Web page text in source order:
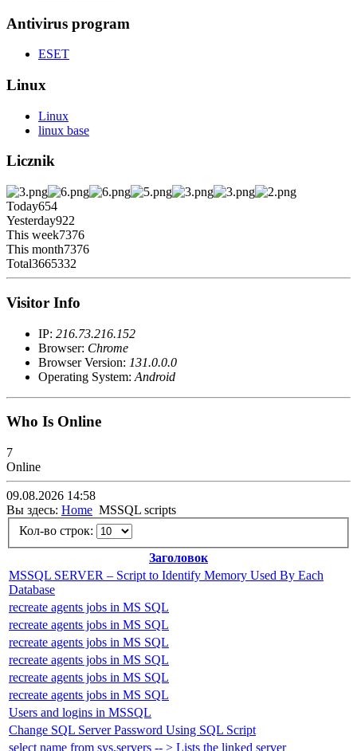
Antivirus program
ESET
Linux
Linux
linux base
Licznik
Today654
Yesterday922
This week7376
This month7376
Total3665332
Visitor Info
IP: 216.73.216.152
Browser: Chrome
Browser Version: 131.0.0.0
Operating System: Android
Who Is Online
7
Online
09.08.2026 14:58
Вы здесь: Home MSSQL scripts
Кол-во строк:
Заголовок
MSSQL SERVER – Script to Identify Memory Used By Each
Database
recreate agents jobs in MS SQL
recreate agents jobs in MS SQL
recreate agents jobs in MS SQL
recreate agents jobs in MS SQL
recreate agents jobs in MS SQL
recreate agents jobs in MS SQL
Users and logins in MSSQL
Change SQL Server Password Using SQL Script
select name from sys.servers -- > Lists the linked server